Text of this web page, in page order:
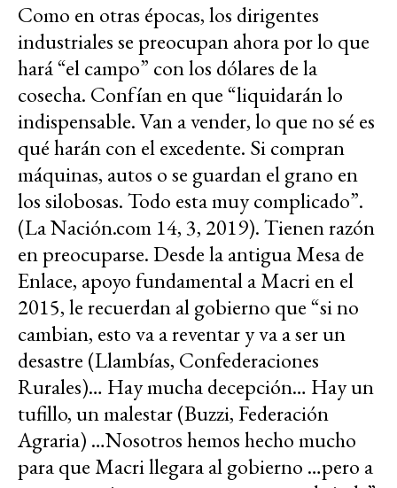
Como en otras épocas, los dirigentes
industriales se preocupan ahora por lo que
hará “el campo” con los dólares de la
cosecha. Confían en que “liquidarán lo
indispensable. Van a vender, lo que no sé es
qué harán con el excedente. Si compran
máquinas, autos o se guardan el grano en
los silobosas. Todo esta muy complicado”.
(La Nación.com 14, 3, 2019). Tienen razón
en preocuparse. Desde la antigua Mesa de
Enlace, apoyo fundamental a Macri en el
2015, le recuerdan al gobierno que “si no
cambian, esto va a reventar y va a ser un
desastre (Llambías, Confederaciones
Rurales)… Hay mucha decepción… Hay un
tufillo, un malestar (Buzzi, Federación
Agraria) …Nosotros hemos hecho mucho
para que Macri llegara al gobierno …pero a